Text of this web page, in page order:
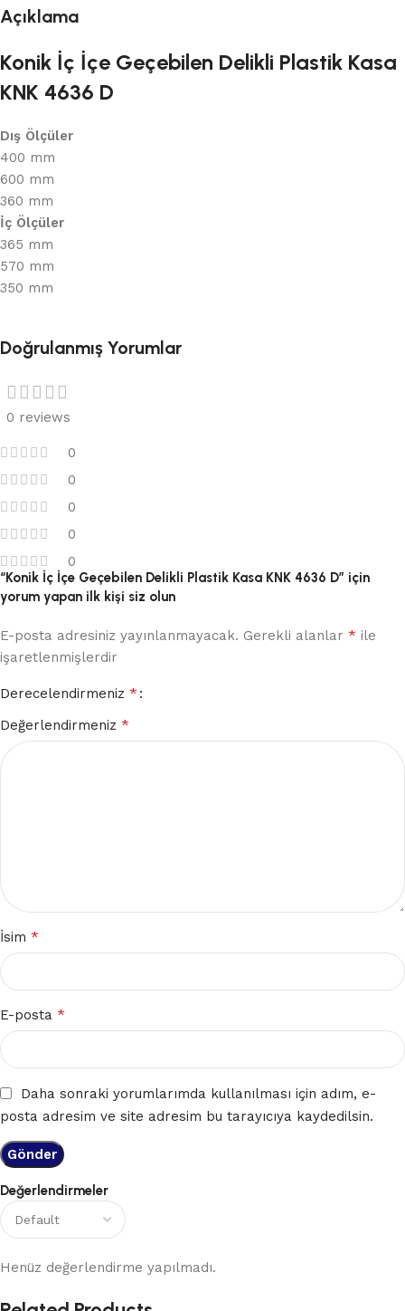
Açıklama
Konik İç İçe Geçebilen Delikli Plastik Kasa
KNK 4636 D
Dış Ölçüler
400 mm
600 mm
360 mm
İç Ölçüler
365 mm
570 mm
350 mm
Doğrulanmış Yorumlar
0 reviews
0
0
0
0
0
Değerlendirmeler
Henüz değerlendirme yapılmadı.
“Konik İç İçe Geçebilen Delikli Plastik Kasa KNK 4636 D” için
yorum yapan ilk kişi siz olun
E-posta adresiniz yayınlanmayacak. Gerekli alanlar * ile
işaretlenmişlerdir
Derecelendirmeniz *
Değerlendirmeniz *
İsim *
E-posta *
Daha sonraki yorumlarımda kullanılması için adım, e-
posta adresim ve site adresim bu tarayıcıya kaydedilsin.